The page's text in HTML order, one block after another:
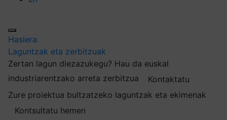
Hasiera
Laguntzak eta zerbitzuak
Zertan lagun diezazukegu? Hau da euskal
industriarentzako arreta zerbitzua
Kontaktatu
Zure proiektua bultzatzeko laguntzak eta ekimenak
Kontsultatu hemen